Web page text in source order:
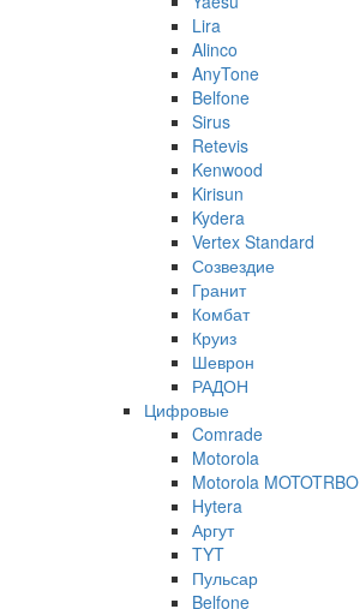
Lira
Alinco
AnyTone
Belfone
Sirus
Retevis
Kenwood
Kirisun
Kydera
Vertex Standard
Созвездие
Гранит
Комбат
Круиз
Шеврон
РАДОН
Цифровые
Comrade
Motorola
Motorola MOTOTRBO
Hytera
Аргут
TYT
Пульсар
Belfone